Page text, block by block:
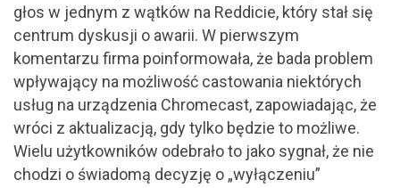
głos w jednym z wątków na Reddicie, który stał się
centrum dyskusji o awarii. W pierwszym
komentarzu firma poinformowała, że bada problem
wpływający na możliwość castowania niektórych
usług na urządzenia Chromecast, zapowiadając, że
wróci z aktualizacją, gdy tylko będzie to możliwe.
Wielu użytkowników odebrało to jako sygnał, że nie
chodzi o świadomą decyzję o „wyłączeniu”